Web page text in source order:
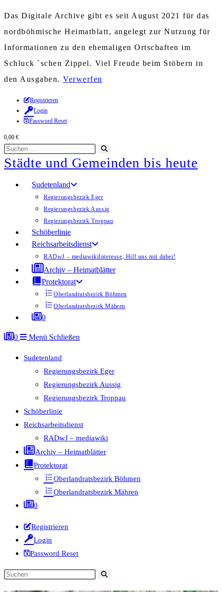
Das Digitale Archive gibt es seit August 2021 für das
nordböhmische Heimatblatt, angelegt zur Nutzung für
Informationen zu den ehemaligen Ortschaften im
Schluck `schen Zippel. Viel Freude beim Stöbern in
den Ausgaben. Verwerfen
Zum
Inhalt
springen
Registrieren
Login
Password Reset
0,00 €
Diese
Website
durchsuchen
starten
Städte und Gemeinden bis heute
Sudetenland
Regierungsbezirk Eger
Regierungsbezirk Aussig
Regierungsbezirk Troppau
Schöberlinie
Reichsarbeitsdienst
RADwJ – mediawikiInteresse, Hilf uns mit dabei!
Archiv – Heimatblätter
Protektorat
Oberlandratsbezirk Böhmen
Oberlandratsbezirk Mähren
0
0 Menü Schließen
Sudetenland
Regierungsbezirk Eger
Regierungsbezirk Aussig
Regierungsbezirk Troppau
Schöberlinie
Reichsarbeitsdienst
RADwJ – mediawiki
Archiv – Heimatblätter
Protektorat
Oberlandratsbezirk Böhmen
Oberlandratsbezirk Mähren
0
Registrieren
Login
Password Reset
Diese